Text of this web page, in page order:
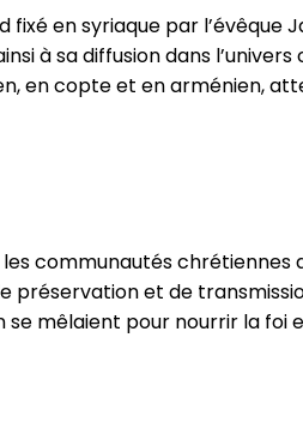
en syriaque par l’évêque
à sa diffusion dans
en copte et en arménien,
communautés chrétiennes
et de
mêlaient pour nourrir la foi